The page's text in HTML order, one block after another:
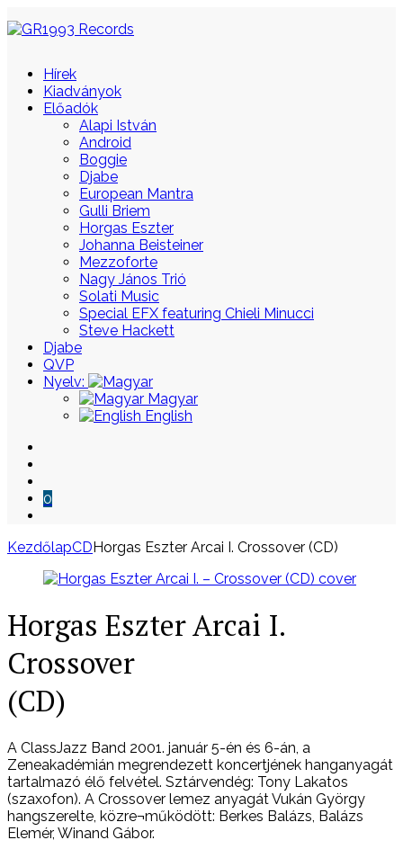
Hírek
Kiadványok
Előadók
Alapi István
Android
Boggie
Djabe
European Mantra
Gulli Briem
Horgas Eszter
Johanna Beisteiner
Mezzoforte
Nagy János Trió
Solati Music
Special EFX featuring Chieli Minucci
Steve Hackett
Djabe
QVP
Nyelv:
Magyar
English
0
KezdőlapCDHorgas Eszter Arcai I. Crossover (CD)
content
Horgas Eszter Arcai I.
Crossover
(CD)
A ClassJazz Band 2001. január 5-én és 6-án, a
Zeneakadémián megrendezett koncertjének hanganyagát
tartalmazó élő felvétel. Sztárvendég: Tony Lakatos
(szaxofon). A Crossover lemez anyagát Vukán György
hangszerelte, közre¬működött: Berkes Balázs, Balázs
Elemér, Winand Gábor.